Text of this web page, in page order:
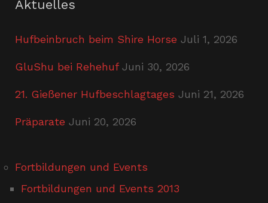
Aktuelles
Hufbeinbruch beim Shire Horse Juli 1, 2026
GluShu bei Rehehuf Juni 30, 2026
21. Gießener Hufbeschlagtages Juni 21, 2026
Präparate Juni 20, 2026
Fortbildungen und Events
Fortbildungen und Events 2013